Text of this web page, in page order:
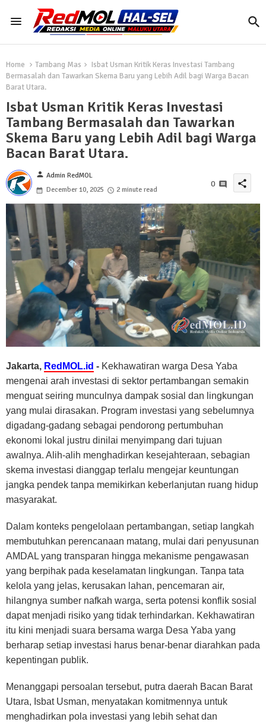
Home Tambang Mas
Isbat Usman Kritik Keras Investasi Tambang
Bermasalah dan Tawarkan Skema Baru yang Lebih Adil bagi Warga Bacan
Barat Utara.
Isbat Usman Kritik Keras Investasi
Tambang Bermasalah dan Tawarkan
Skema Baru yang Lebih Adil bagi Warga
Bacan Barat Utara.
person Admin RedMOL
December 10, 2025
2 minute read
0 share
Jakarta, RedMOL.id - Kekhawatiran warga Desa Yaba
mengenai arah investasi di sektor pertambangan semakin
menguat seiring munculnya dampak sosial dan lingkungan
yang mulai dirasakan. Program investasi yang sebelumnya
digadang-gadang sebagai pendorong pertumbuhan
ekonomi lokal justru dinilai menyimpang dari tujuan
awalnya. Alih-alih menghadirkan kesejahteraan, sebagian
skema investasi dianggap terlalu mengejar keuntungan
jangka pendek tanpa memikirkan keberlanjutan ruang hidup
masyarakat.
Dalam konteks pengelolaan pertambangan, setiap langkah
membutuhkan perencanaan matang, mulai dari penyusunan
AMDAL yang transparan hingga mekanisme pengawasan
yang berpihak pada keselamatan lingkungan. Tanpa tata
kelola yang jelas, kerusakan lahan, pencemaran air,
hilangnya sumber nafkah warga, serta potensi konflik sosial
dapat menjadi risiko yang tidak terhindarkan. Kekhawatiran
itu kini menjadi suara bersama warga Desa Yaba yang
berharap setiap investasi harus benar-benar diarahkan pada
kepentingan publik.
Menanggapi persoalan tersebut, putra daerah Bacan Barat
Utara, Isbat Usman, menyatakan komitmennya untuk
menghadirkan pola investasi yang lebih sehat dan